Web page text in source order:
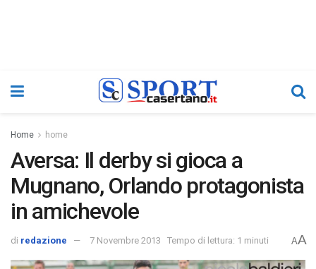
Home home
Aversa: Il derby si gioca a
Mugnano, Orlando protagonista
in amichevole
di redazione 7 Novembre 2013 Tempo di lettura: 1 minuti AA